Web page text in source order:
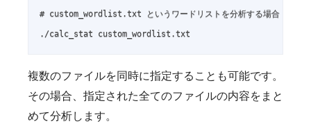
# custom_wordlist.txt というワードリストを分析する場合
./calc_stat custom_wordlist.txt
複数のファイルを同時に指定することも可能です。
その場合、指定された全てのファイルの内容をまと
めて分析します。